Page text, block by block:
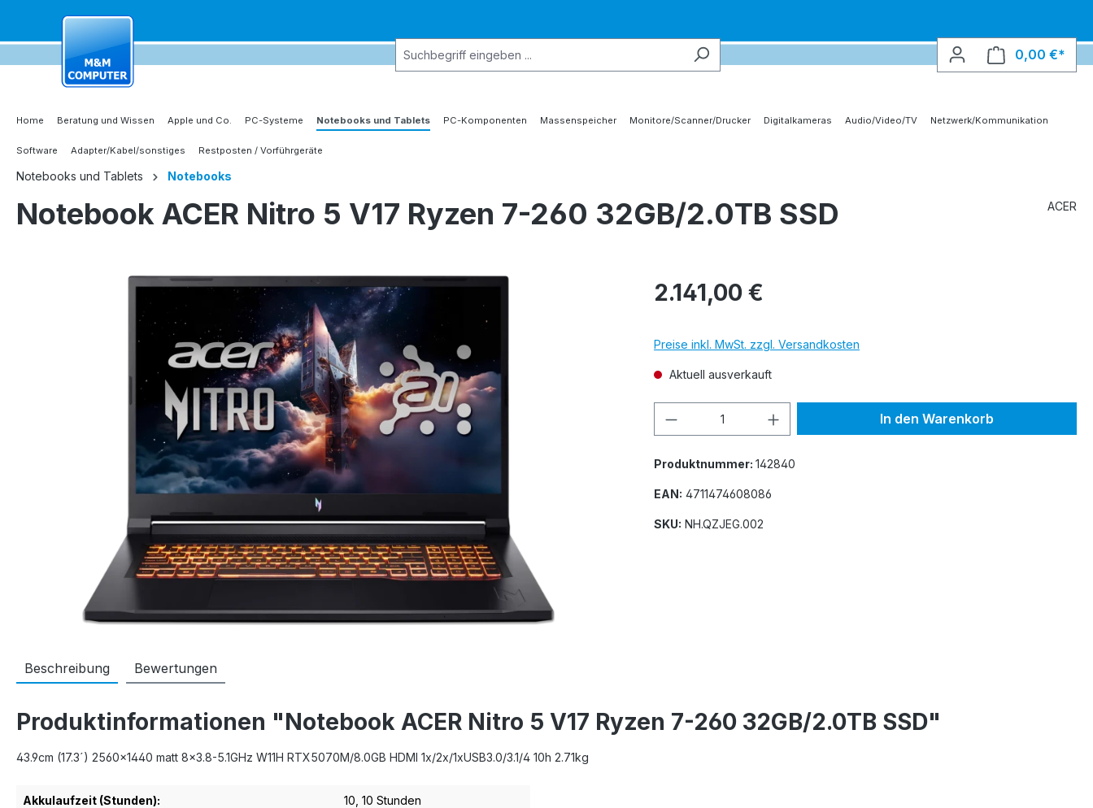
Zur Hauptnavigation springen
0,00 €*
Home Beratung und Wissen Apple und Co. PC-Systeme Notebooks und Tablets PC-Komponenten Massenspeicher Monitore/Scanner/Drucker Digitalkameras Audio/Video/TV Netzwerk/Kommunikation
Software Adapter/Kabel/sonstiges Restposten / Vorführgeräte
Notebooks und Tablets Notebooks
Notebook ACER Nitro 5 V17 Ryzen 7-260 32GB/2.0TB SSD ACER
Bildergalerie überspringen 2.141,00 €
Preise inkl. MwSt. zzgl. Versandkosten
Aktuell ausverkauft
Produkt Anzahl: Gib den gewünschten Wert
In den Warenkorb
Produktnummer: 142840
EAN: 4711474608086
SKU: NH.QZJEG.002
Beschreibung Bewertungen
Produktinformationen "Notebook ACER Nitro 5 V17 Ryzen 7-260 32GB/2.0TB SSD"
43.9cm (17.3´) 2560x1440 matt 8x3.8-5.1GHz W11H RTX5070M/8.0GB HDMI 1x/2x/1xUSB3.0/3.1/4 10h 2.71kg
Akkulaufzeit (Stunden): 10 , 10 Stunden